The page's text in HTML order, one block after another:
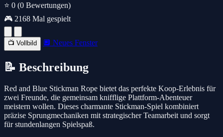
⭐ 0 (0 Bewertungen)
🎮 2168 Mal gespielt
📺 Vollbild 🔲 Neues Fenster
📝 Beschreibung
Red and Blue Stickman Rope bietet das perfekte Koop-Erlebnis für
zwei Freunde, die gemeinsam knifflige Plattform-Abenteuer
meistern wollen. Dieses charmante Stickman-Spiel kombiniert
präzise Sprungmechaniken mit strategischer Teamarbeit und sorgt
für stundenlangen Spielspaß.